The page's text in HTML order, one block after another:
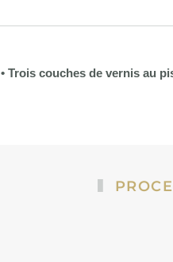
• Trois couches de vernis au